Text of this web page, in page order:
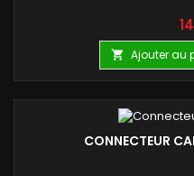
 Ajouter au
CONNECTEUR